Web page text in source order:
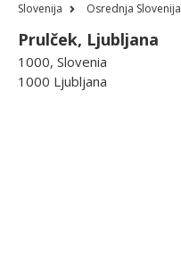
Slovenija Osrednja Slovenija
Prulček, Ljubljana
1000, Slovenia
1000 Ljubljana